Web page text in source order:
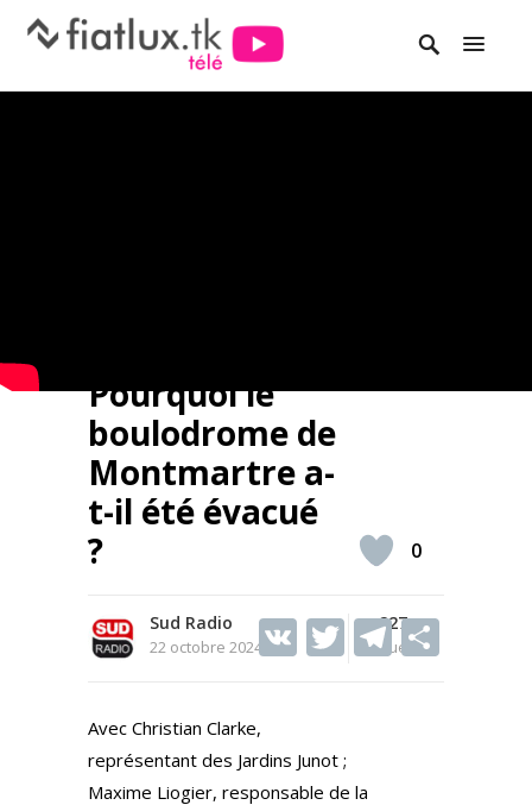
Pourquoi le
boulodrome de
Montmartre a-
t-il été évacué
?
Sud Radio
22 octobre 2024
227
Vues
V T
er
T
0
Avec Christian Clarke,
représentant des Jardins Junot ;
Maxime Liogier, responsable de la